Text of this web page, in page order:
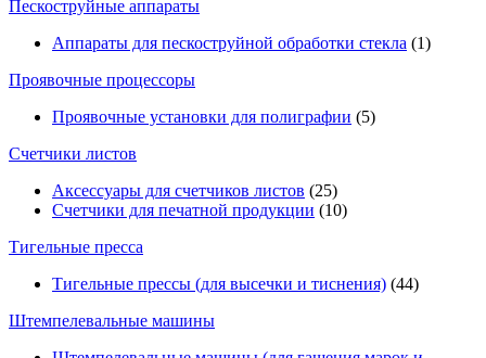
Пескоструйные аппараты
Аппараты для пескоструйной обработки стекла (1)
Проявочные процессоры
Проявочные установки для полиграфии (5)
Счетчики листов
Аксессуары для счетчиков листов (25)
Счетчики для печатной продукции (10)
Тигельные пресса
Тигельные прессы (для высечки и тиснения) (44)
Штемпелевальные машины